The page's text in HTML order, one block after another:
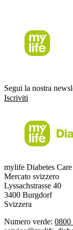
Segui la nostra
Iscriviti
mylife Diabetes
Mercato svizzero
Lyssachstrasse 40
3400 Burgdorf
Svizzera
Numero verde: 0800